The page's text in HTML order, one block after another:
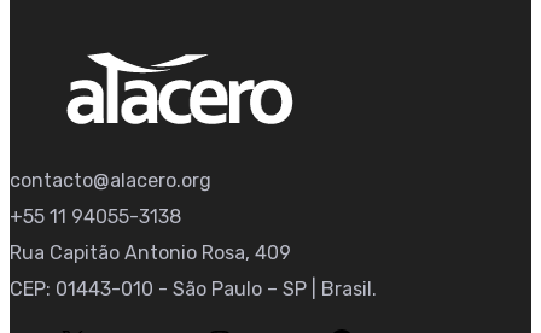
contacto@alacero.org
+55 11 94055-3138
Rua Capitão Antonio Rosa, 409
CEP: 01443-010 - São Paulo – SP | Brasil.